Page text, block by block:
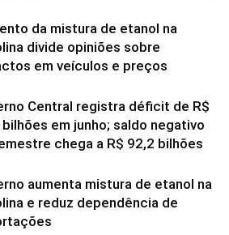
da mistura de etanol na
divide opiniões sobre
em veículos e preços
Central registra déficit de R$
em junho; saldo negativo
chega a R$ 92,2 bilhões
aumenta mistura de etanol na
e reduz dependência de